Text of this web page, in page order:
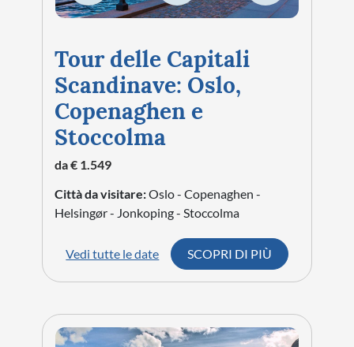
Tour delle Capitali
Scandinave: Oslo,
Copenaghen e
Stoccolma
da € 1.549
Città da visitare:Oslo - Copenaghen -
Helsingør - Jonkoping - Stoccolma
Vedi tutte le date SCOPRI DI PIÙ